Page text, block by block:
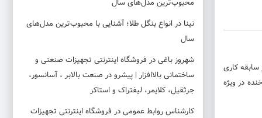
سابقه کاری
در ویژه
محبوب‌ترین مدل‌های سال
نینا در انواع بنگل طلا؛ آشنایی با محبوب‌ترین مدل‌های
سال
شهروز باغیدر فروشگاه اینترنتی تجهیزات صنعتی و
ساختمانی بالاافزار | پیشرو در صنعت بالابر ، آسانسور،
جرثقیل، کلایمر، لیفتراک و استاکر
کارشناس روابط عمومیدر فروشگاه اینترنتی تجهیزات